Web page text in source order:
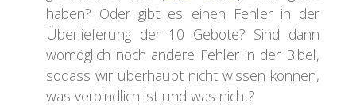
haben? Oder gibt es einen Fehler in der
Überlieferung der 10 Gebote? Sind dann
womöglich noch andere Fehler in der Bibel,
sodass wir überhaupt nicht wissen können,
was verbindlich ist und was nicht?